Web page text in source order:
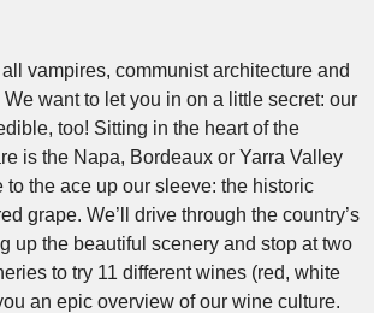
vampires, communist architecture and
want to let you in on a little secret: our
too! Sitting in the heart of the
is the Napa, Bordeaux or Yarra Valley
to the ace up our sleeve: the historic
grape. We’ll drive through the country’s
up the beautiful scenery and stop at two
to try 11 different wines (red, white
an epic overview of our wine culture.